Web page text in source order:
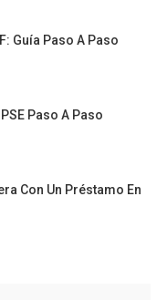
Guía Paso A Paso
Paso A Paso
Con Un Préstamo En